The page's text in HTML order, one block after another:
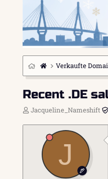
Verkaufte
Recent .DE
E
s
Jacqueline_Nameshift
J